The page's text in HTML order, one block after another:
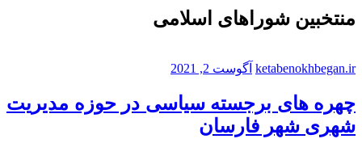
منتخبین شوراهای اسلامی
ketabenokhbegan.ir آگوست 2, 2021
چهره های برجسته سیاسی در حوزه مدیریت
شهری شهر فارسان